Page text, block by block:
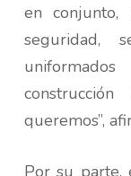
en conjunto,
seguridad,
queremos”,
Por su parte,